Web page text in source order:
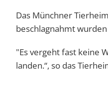
Das Münchner Tierheim
beschlagnahmt
"Es vergeht fast keine
landen.“, so das